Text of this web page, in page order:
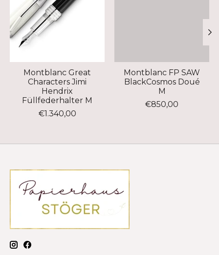
Montblanc Great
Characters Jimi
Hendrix
Füllfederhalter M
€1.340,00
Montblanc FP SAW
BlackCosmos Doué
M
€850,00